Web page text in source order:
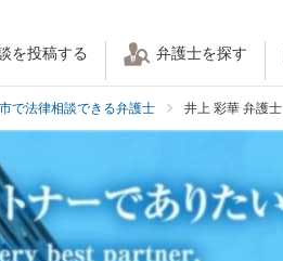
を投稿する 弁護士を探す
で法律相談できる弁護士 井上 彩華 弁護士